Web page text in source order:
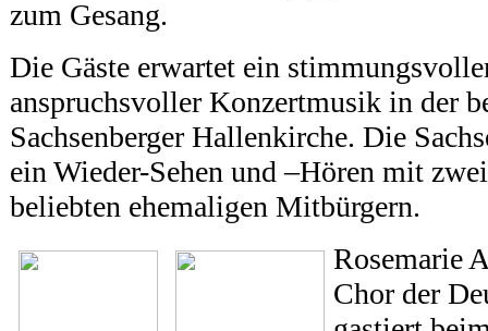
zum Gesang.
Die Gäste erwartet ein
anspruchsvoller Konzertmusik in der
Sachsenberger Hallenkirche. Die
ein Wieder-Sehen und –Hören mit
beliebten ehemaligen Mitbürgern.
Rosemarie
Chor der